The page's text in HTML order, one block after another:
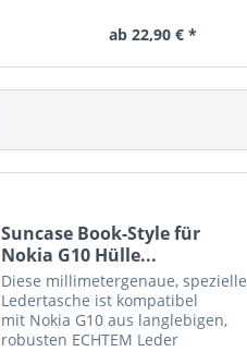
ab 22,90 € *
Suncase Book-Style für
Nokia G10 Hülle...
Diese millimetergenaue, spezielle
Ledertasche ist kompatibel
mit Nokia G10 aus langlebigen,
robusten ECHTEM Leder